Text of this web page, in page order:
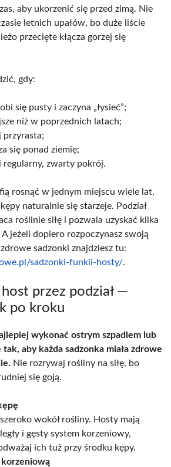
aby ukorzenić się przed zimą. Nie
letnich upałów, bo duże liście
przecięte kłącza gorzej się
gdy:
się pusty i zaczyna „łysieć”;
niż w poprzednich latach;
przyrasta;
się ponad ziemię;
regularny, zwarty pokrój.
rosnąć w jednym miejscu wiele lat,
naturalnie się starzeje. Podział
roślinie siłę i pozwala uzyskać kilka
jeżeli dopiero rozpoczynasz swoją
sadzonki znajdziesz tu:
sadzonki-funkii-hosty/.
przez podział —
po kroku
wykonać ostrym szpadlem lub
aby każda sadzonka miała zdrowe
Nie rozrywaj rośliny na siłę, bo
się goją.
wokół rośliny. Hosty mają
i gęsty system korzeniowy,
ich tuż przy środku kępy.
korzeniową